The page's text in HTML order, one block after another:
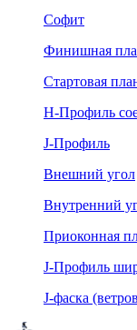
Софит
Финишная
Стартовая
Н-Профиль
J-Профиль
Внешний угол
Внутренний
Приоконная
J-Профиль
J-фаска